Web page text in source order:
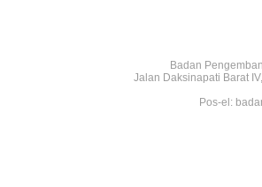
Badan
Jalan Daksinapati Barat
Pos-el: